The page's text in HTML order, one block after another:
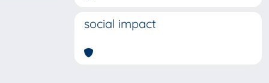
social impact